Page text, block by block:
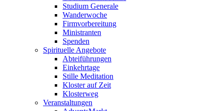
Studium Generale
Wanderwoche
Firmvorbereitung
Ministranten
Spenden
Spirituelle Angebote
Abteiführungen
Einkehrtage
Stille Meditation
Kloster auf Zeit
Klosterweg
Veranstaltungen